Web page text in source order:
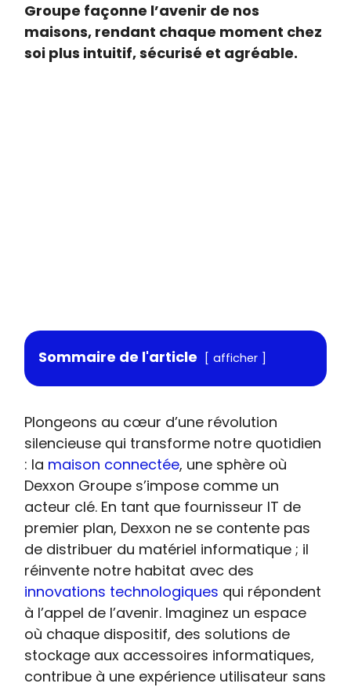
Groupe façonne l’avenir de nos
maisons, rendant chaque moment chez
soi plus intuitif, sécurisé et agréable.
Sommaire de l'article afficher
Plongeons au cœur d’une révolution
silencieuse qui transforme notre quotidien
: la maison connectée, une sphère où
Dexxon Groupe s’impose comme un
acteur clé. En tant que fournisseur IT de
premier plan, Dexxon ne se contente pas
de distribuer du matériel informatique ; il
réinvente notre habitat avec des
innovations technologiques qui répondent
à l’appel de l’avenir. Imaginez un espace
où chaque dispositif, des solutions de
stockage aux accessoires informatiques,
contribue à une expérience utilisateur sans